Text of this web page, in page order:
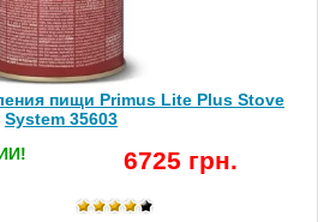
пищи Primus Lite Plus Stove
System 35603
6725 грн.